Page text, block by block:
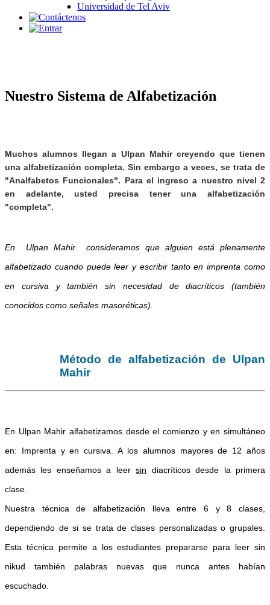
Universidad de Tel Aviv
Nuestro Sistema de Alfabetización
Muchos alumnos llegan a Ulpan Mahir creyendo que tienen
una alfabetización completa. Sin embargo a veces, se trata de
"Analfabetos Funcionales". Para el ingreso a nuestro nivel 2
en adelante, usted precisa tener una alfabetización
"completa".
En Ulpan Mahir consideramos que alguien está plenamente
alfabetizado cuando puede leer y escribir tanto en imprenta como
en cursiva y también sin necesidad de diacríticos (también
conocidos como señales masoréticas).
Método de alfabetización de Ulpan
Mahir
En Ulpan Mahir alfabetizamos desde el comienzo y en simultáneo
en: Imprenta y en cursiva. A los alumnos mayores de 12 años
además les enseñamos a leersin diacríticos desde la primera
clase.
Nuestra técnica de alfabetización lleva entre 6 y 8 clases,
dependiendo de si se trata de clases personalizadas o grupales.
Esta técnica permite a los estudiantes prepararse para leer sin
nikud también palabras nuevas que nunca antes habían
escuchado.